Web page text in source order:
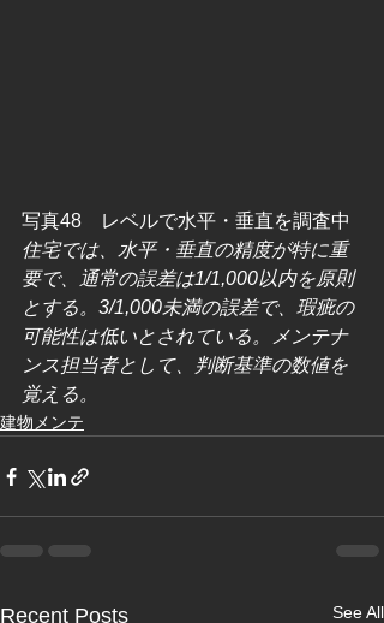
写真48　レベルで水平・垂直を調査中
住宅では、水平・垂直の精度が特に重
要で、通常の誤差は1/1,000以内を原則
とする。3/1,000未満の誤差で、瑕疵の
可能性は低いとされている。メンテナ
ンス担当者として、判断基準の数値を
覚える。
建物メンテ
Recent Posts See All